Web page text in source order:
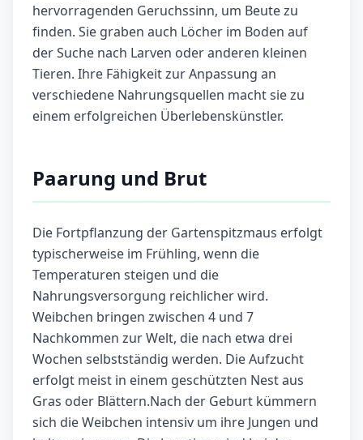
hervorragenden Geruchssinn, um Beute zu
finden. Sie graben auch Löcher im Boden auf
der Suche nach Larven oder anderen kleinen
Tieren. Ihre Fähigkeit zur Anpassung an
verschiedene Nahrungsquellen macht sie zu
einem erfolgreichen Überlebenskünstler.
Paarung und Brut
Die Fortpflanzung der Gartenspitzmaus erfolgt
typischerweise im Frühling, wenn die
Temperaturen steigen und die
Nahrungsversorgung reichlicher wird.
Weibchen bringen zwischen 4 und 7
Nachkommen zur Welt, die nach etwa drei
Wochen selbstständig werden. Die Aufzucht
erfolgt meist in einem geschützten Nest aus
Gras oder Blättern.Nach der Geburt kümmern
sich die Weibchen intensiv um ihre Jungen und